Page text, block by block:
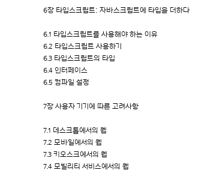
6장 타입스크립트: 자바스크립트에 타입을 더하다
6.1 타입스크립트를 사용해야 하는 이유
6.2 타입스크립트 사용하기
6.3 타입스크립트의 타입
6.4 인터페이스
6.5 컴파일 설정
7장 사용자 기기에 따른 고려사항
7.1 데스크톱에서의 웹
7.2 모바일에서의 웹
7.3 키오스크에서의 웹
7.4 모빌리티 서비스에서의 웹